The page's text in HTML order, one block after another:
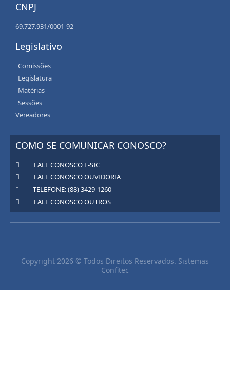
CNPJ
69.727.931/0001-92
Legislativo
Comissões
Legislatura
Matérias
Sessões
Vereadores
COMO SE COMUNICAR CONOSCO?
FALE CONOSCO E-SIC
FALE CONOSCO OUVIDORIA
TELEFONE: (88) 3429-1260
FALE CONOSCO OUTROS
Copyright 2026 © Todos Direitos Reservados. Sistemas
Confitec